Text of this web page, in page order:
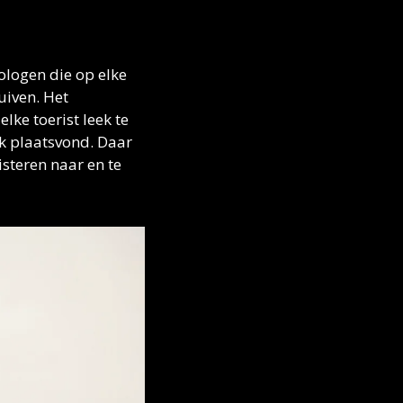
die op elke
Het
toerist leek te
plaatsvond. Daar
naar en te